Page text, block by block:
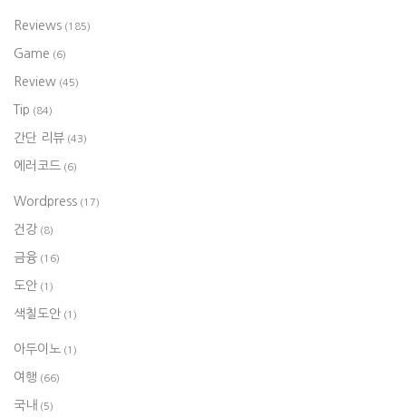
Reviews (185)
Game (6)
Review (45)
Tip (84)
간단 리뷰 (43)
에러코드 (6)
Wordpress (17)
건강 (8)
금융 (16)
도안 (1)
색칠도안 (1)
아두이노 (1)
여행 (66)
국내 (5)